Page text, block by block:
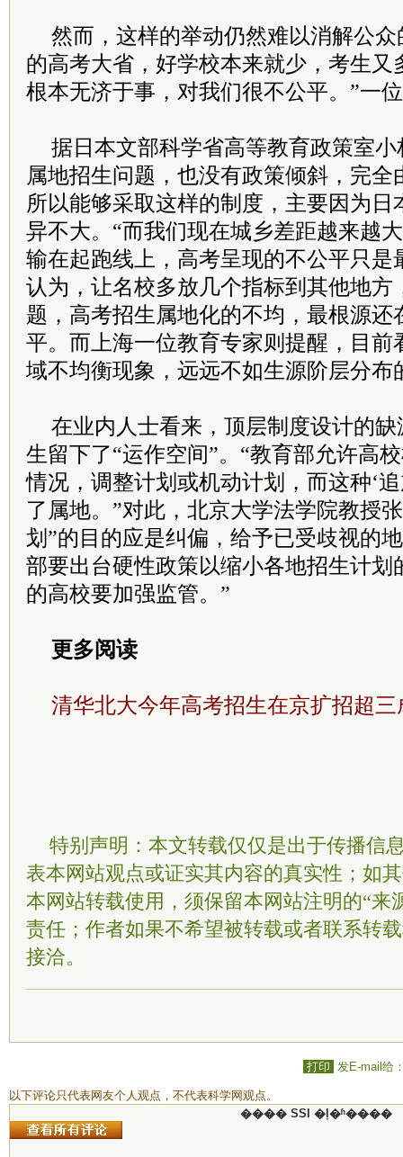
然而，这样的举动仍然难以消解公
的高考大省，好学校本来就少，考生又
根本无济于事，对我们很不公平。”一
据日本文部科学省高等教育政策室
属地招生问题，也没有政策倾斜，完全
所以能够采取这样的制度，主要因为日
异不大。“而我们现在城乡差距越来越
输在起跑线上，高考呈现的不公平只是
认为，让名校多放几个指标到其他地方
题，高考招生属地化的不均，最根源还
平。而上海一位教育专家则提醒，目前
域不均衡现象，远远不如生源阶层分布
在业内人士看来，顶层制度设计的
生留下了“运作空间”。“教育部允许高
情况，调整计划或机动计划，而这种‘
了属地。”对此，北京大学法学院教授
划”的目的应是纠偏，给予已受歧视的
部要出台硬性政策以缩小各地招生计划
的高校要加强监管。”
更多阅读
清华北大今年高考招生在京扩招超三
特别声明：本文转载仅仅是出于传播信
表本网站观点或证实其内容的真实性；如
本网站转载使用，须保留本网站注明的“来
责任；作者如果不希望被转载或者联系转
接洽。
打印 发E-mail给
以下评论只代表网友个人观点，不代表科学网观点。
���� SSI �ļ�ʱ����